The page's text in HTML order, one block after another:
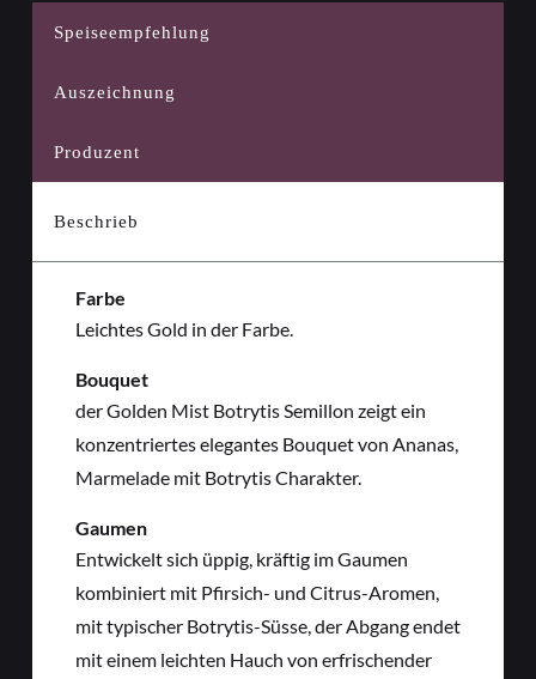
Beschrieb
Speiseempfehlung
Auszeichnung
Produzent
Farbe
Leichtes Gold in der Farbe.
Bouquet
der Golden Mist Botrytis Semillon zeigt ein
konzentriertes elegantes Bouquet von Ananas,
Marmelade mit Botrytis Charakter.
Gaumen
Entwickelt sich üppig, kräftig im Gaumen
kombiniert mit Pfirsich- und Citrus-Aromen,
mit typischer Botrytis-Süsse, der Abgang endet
mit einem leichten Hauch von erfrischender